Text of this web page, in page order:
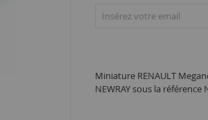
Miniature RENAULT
NEWRAY sous la